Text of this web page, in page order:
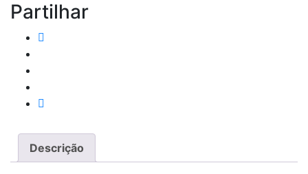
Golden
Partilhar
Descrição